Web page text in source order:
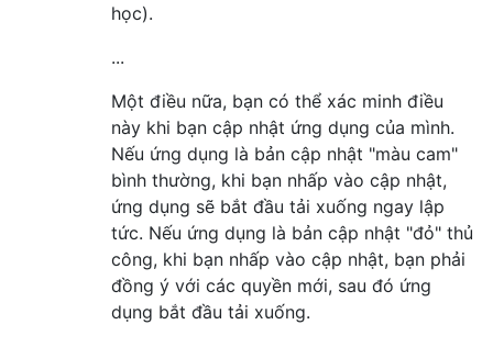
học).
...
Một điều nữa, bạn có thể xác minh điều
này khi bạn cập nhật ứng dụng của mình.
Nếu ứng dụng là bản cập nhật "màu cam"
bình thường, khi bạn nhấp vào cập nhật,
ứng dụng sẽ bắt đầu tải xuống ngay lập
tức. Nếu ứng dụng là bản cập nhật "đỏ" thủ
công, khi bạn nhấp vào cập nhật, bạn phải
đồng ý với các quyền mới, sau đó ứng
dụng bắt đầu tải xuống.